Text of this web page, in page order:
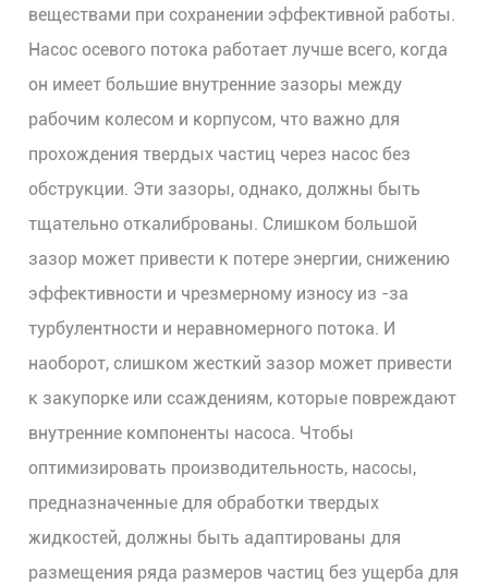
веществами при сохранении эффективной работы.
Насос осевого потока работает лучше всего, когда
он имеет большие внутренние зазоры между
рабочим колесом и корпусом, что важно для
прохождения твердых частиц через насос без
обструкции. Эти зазоры, однако, должны быть
тщательно откалиброваны. Слишком большой
зазор может привести к потере энергии, снижению
эффективности и чрезмерному износу из -за
турбулентности и неравномерного потока. И
наоборот, слишком жесткий зазор может привести
к закупорке или ссаждениям, которые повреждают
внутренние компоненты насоса. Чтобы
оптимизировать производительность, насосы,
предназначенные для обработки твердых
жидкостей, должны быть адаптированы для
размещения ряда размеров частиц без ущерба для